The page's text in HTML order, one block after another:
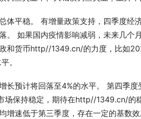
体平稳。 有增量政策支持，四季度经
。 如果国内疫情影响减弱，未来几
和货币http//1349.cn/的力度，比如
。
长预计将回落至4%的水平。 第四季
保持稳定，期待在http//1349.cn/的
增速低于第三季度，存在一定的基数